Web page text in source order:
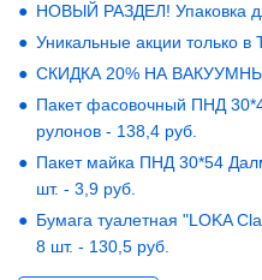
НОВЫЙ РАЗДЕЛ! Упаковка
Уникальные акции только в
СКИДКА 20% НА
Пакет фасовочный ПНД
рулонов - 138,4 руб.
Пакет майка ПНД 30*54
шт. - 3,9 руб.
Бумага туалетная "LOKA
8 шт. - 130,5 руб.